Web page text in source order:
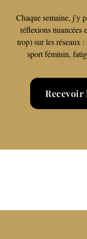
Chaque semaine, j’y
réflexions nuancées
trop) sur les réseaux
sport féminin,
Recevoir